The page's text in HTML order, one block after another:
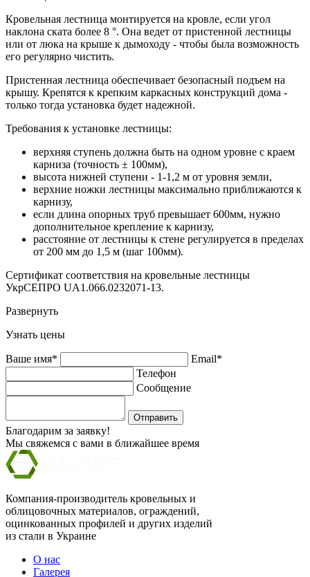
Кровельная лестница монтируется на кровле, если угол
наклона ската более 8 °. Она ведет от пристенной лестницы
или от люка на крыше к дымоходу - чтобы была возможность
его регулярно чистить.
Пристенная лестница обеспечивает безопасный подъем на
крышу. Крепятся к крепким каркасных конструкций дома -
только тогда установка будет надежной.
Требования к установке лестницы:
верхняя ступень должна быть на одном уровне с краем
карниза (точность ± 100мм),
высота нижней ступени - 1-1,2 м от уровня земли,
верхние ножки лестницы максимально приближаются к
карнизу,
если длина опорных труб превышает 600мм, нужно
дополнительное крепление к карнизу,
расстояние от лестницы к стене регулируется в пределах
от 200 мм до 1,5 м (шаг 100мм).
Сертификат соответствия на кровельные лестницы
УкрСЕПРО UA1.066.0232071-13.
Развернуть
Узнать цены
Ваше имя*
Email*
Телефон
Сообщение
Отправить
Благодарим за заявку!
Мы свяжемся с вами в ближайшее время
Компания-производитель кровельных и
облицовочных материалов, ограждений,
оцинкованных профилей и других изделий
из стали в Украине
О нас
Галерея